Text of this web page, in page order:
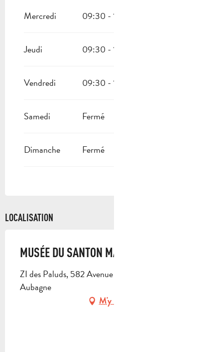
Mercredi 09:30 - 17:00
Jeudi 09:30 - 17:00
Vendredi 09:30 - 17:00
Samedi Fermé
Dimanche Fermé
LOCALISATION
MUSÉE DU SANTON MARYSE DI LANDRO
ZI des Paluds, 582 Avenue Des Paluds, 13400
Aubagne
M'y rendre